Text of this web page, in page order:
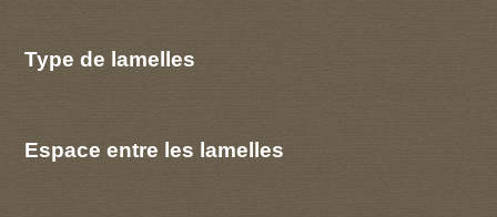
Type de lamelles
Espace entre les lamelles